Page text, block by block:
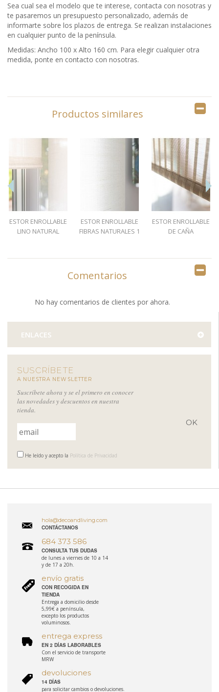
Sea cual sea el modelo que te interese, contacta con nosotras y
te pasaremos un presupuesto personalizado, además de
informarte sobre los plazos de entrega. Se realizan instalaciones
en cualquier punto de la península.
Medidas: Ancho 100 x Alto 160 cm. Para elegir cualquier otra
medida, ponte en contacto con nosotras.
Productos similares
ESTOR ENROLLABLE
LINO NATURAL
ESTOR ENROLLABLE
FIBRAS NATURALES 1
ESTOR ENROLLABLE
DE CAÑA
Comentarios
No hay comentarios de clientes por ahora.
ENLACES
SUSCRÍBETE
A NUESTRA NEWSLETTER
Suscríbete ahora y se el primero en conocer
las novedades y descuentos en nuestra
tienda.
He leído y acepto la Política de Privacidad
hola@decoandliving.com
CONTÁCTANOS
684 373 586
CONSULTA TUS DUDAS
de lunes a viernes de 10 a 14
y de 17 a 20h.
envío gratis
CON RECOGIDA EN
TIENDA
Entrega a domicilio desde
5,99€ a península,
excepto los productos
voluminosos.
entrega express
EN 2 DÍAS LABORABLES
Con el servicio de transporte
MRW
devoluciones
14 DÍAS
para solicitar cambios o devoluciones.